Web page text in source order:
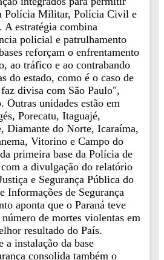
Polícia Militar, Polícia Civil e
A estratégia combina
policial e patrulhamento
reforçam o enfrentamento
ao tráfico e ao contrabando
do estado, como é o caso de
divisa com São Paulo",
Outras unidades estão em
Porecatu, Itaguajé,
Diamante do Norte, Icaraíma,
Vitorino e Campo do
primeira base da Polícia de
a divulgação do relatório
e Segurança Pública do
Informações de Segurança
aponta que o Paraná teve
de mortes violentas em
resultado do País.
a instalação da base
consolida também o